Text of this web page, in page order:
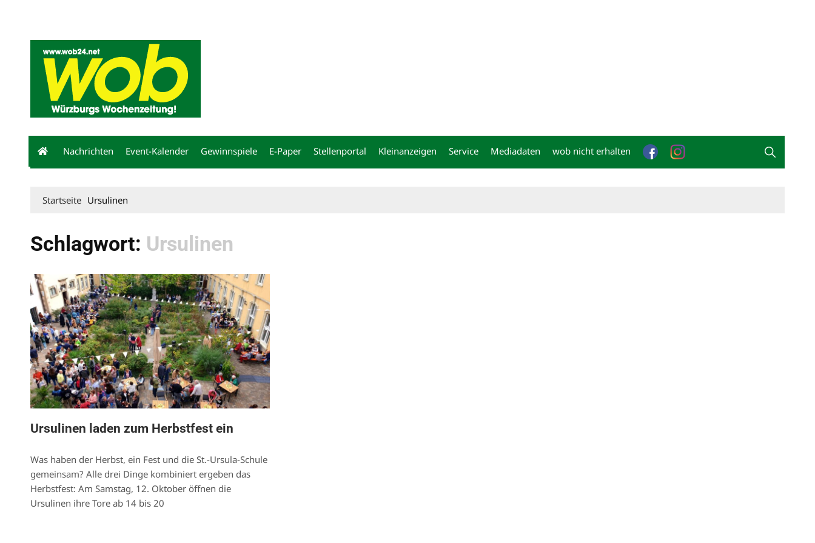
Nachrichten Event-Kalender Gewinnspiele E-Paper Stellenportal Kleinanzeigen Service Mediadaten wob nicht erhalten
Startseite Ursulinen
Schlagwort: Ursulinen
Ursulinen laden zum Herbstfest ein
Was haben der Herbst, ein Fest und die St.-Ursula-Schule
gemeinsam? Alle drei Dinge kombiniert ergeben das
Herbstfest: Am Samstag, 12. Oktober öffnen die
Ursulinen ihre Tore ab 14 bis 20